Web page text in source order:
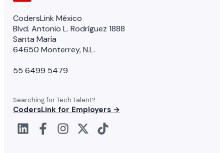
CodersLink México
Blvd. Antonio L. Rodríguez 1888
Santa María
64650 Monterrey, N.L.
55 6499 5479
Searching for Tech Talent?
CodersLink for Employers →